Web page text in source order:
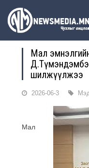
Мал
шилжүүлжээ
2026-06-3
Мал